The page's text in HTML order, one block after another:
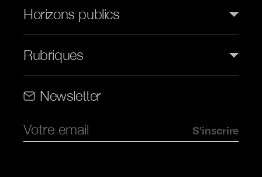
Horizons publics
Rubriques
Newsletter